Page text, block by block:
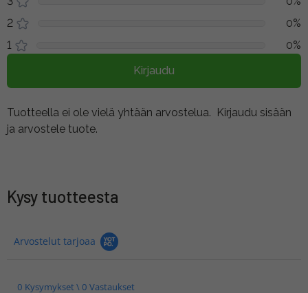
2
0%
1
0%
Kirjaudu
Tuotteella ei ole vielä yhtään arvostelua. Kirjaudu sisään
ja arvostele tuote.
Kysy tuotteesta
Arvostelut tarjoaa
0 Kysymykset \ 0 Vastaukset